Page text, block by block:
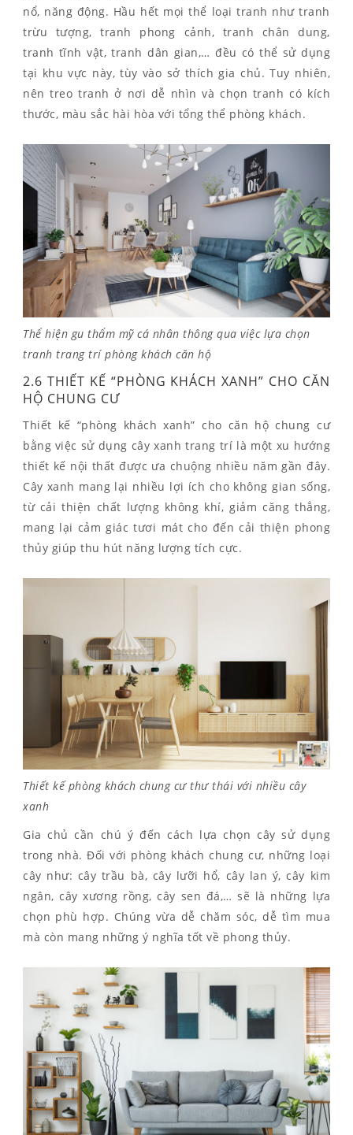
nổ, năng động. Hầu hết mọi thể loại tranh như tranh
trừu tượng, tranh phong cảnh, tranh chân dung,
tranh tĩnh vật, tranh dân gian,… đều có thể sử dụng
tại khu vực này, tùy vào sở thích gia chủ. Tuy nhiên,
nên treo tranh ở nơi dễ nhìn và chọn tranh có kích
thước, màu sắc hài hòa với tổng thể phòng khách.
Thể hiện gu thẩm mỹ cá nhân thông qua việc lựa chọn
tranh trang trí phòng khách căn hộ
2.6 THIẾT KẾ “PHÒNG KHÁCH XANH” CHO CĂN
HỘ CHUNG CƯ
Thiết kế “phòng khách xanh” cho căn hộ chung cư
bằng việc sử dụng cây xanh trang trí là một xu hướng
thiết kế nội thất được ưa chuộng nhiều năm gần đây.
Cây xanh mang lại nhiều lợi ích cho không gian sống,
từ cải thiện chất lượng không khí, giảm căng thẳng,
mang lại cảm giác tươi mát cho đến cải thiện phong
thủy giúp thu hút năng lượng tích cực.
Thiết kế phòng khách chung cư thư thái với nhiều cây
xanh
Gia chủ cần chú ý đến cách lựa chọn cây sử dụng
trong nhà. Đối với phòng khách chung cư, những loại
cây như: cây trầu bà, cây lưỡi hổ, cây lan ý, cây kim
ngân, cây xương rồng, cây sen đá,… sẽ là những lựa
chọn phù hợp. Chúng vừa dễ chăm sóc, dễ tìm mua
mà còn mang những ý nghĩa tốt về phong thủy.